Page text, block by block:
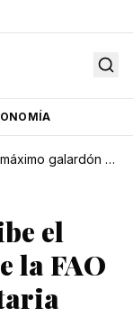
Pesca artesanal recibe el máximo galardón de la FAO a seguridad alimentaria
el
la FAO